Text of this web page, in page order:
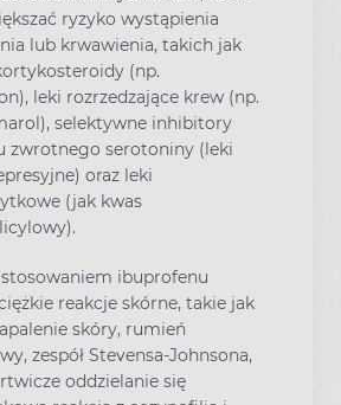
ryzyko wystąpienia
lub krwawienia, takich jak
(np.
leki rozrzedzające krew (np.
selektywne inhibitory
zwrotnego serotoniny (leki
oraz leki
(jak kwas
ibuprofenu
reakcje skórne, takie jak
skóry, rumień
zespół Stevensa-Johnsona,
oddzielanie się